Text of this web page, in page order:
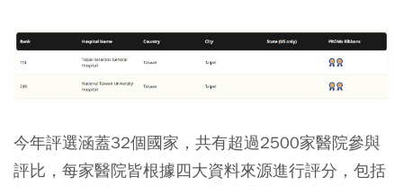
今年評選涵蓋32個國家，共有超過2500家醫院參與
評比，每家醫院皆根據四大資料來源進行評分，包括